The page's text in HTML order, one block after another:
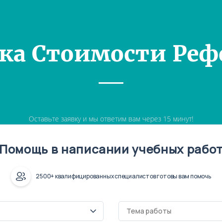
Стоимости
Оставьте заявку и мы ответим вам через 15 минут!
в написании учебных работ
2500+ квалифицированных специалистов готовы вам помочь